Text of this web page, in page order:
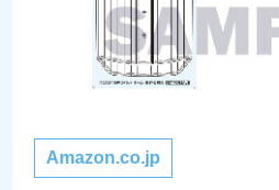
Amazon.co.jp